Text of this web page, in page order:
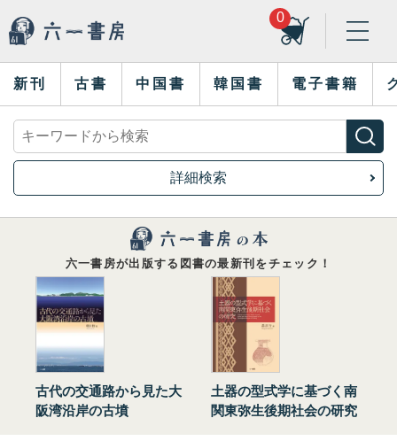
0
新刊 古書 中国書 韓国書 電子書籍
詳細検索
六一書房が出版する図書の最新刊をチェック！
古代の交通路から見た大
阪湾沿岸の古墳
土器の型式学に基づく南
関東弥生後期社会の研究